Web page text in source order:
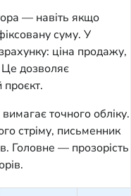
— навіть якщо
суму. У
ціна продажу,
Це дозволяє
проєкт.
точного обліку.
стріму, письменник
Головне — прозорість